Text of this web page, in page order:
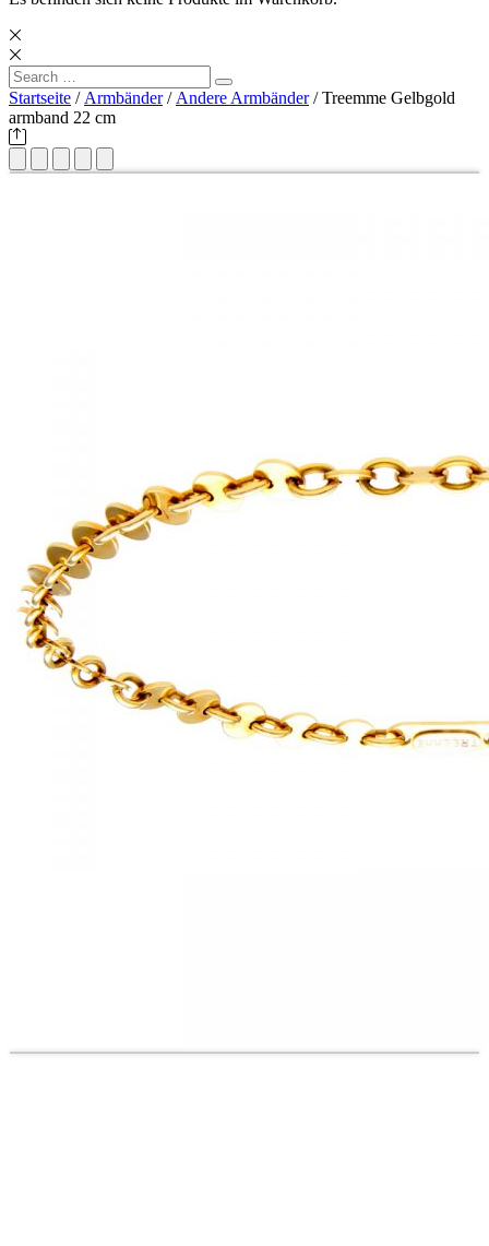
Search
for:
Search
Startseite / Armbänder/ Andere Armbänder/ Treemme Gelbgold
armband 22 cm